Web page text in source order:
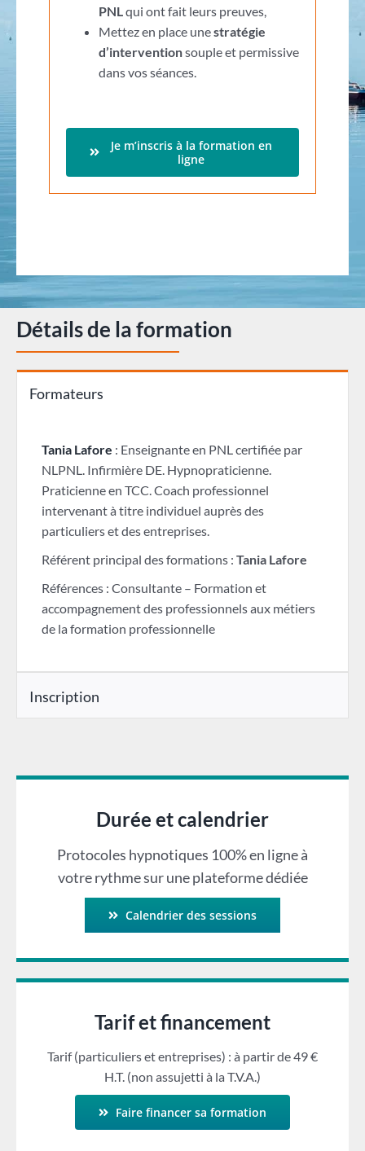
PNLqui ont fait leurs preuves,
Mettez en place unestratégie
d’interventionsouple et permissive
dans vos séances.
Je m’inscris à la formation en
ligne
Détails de la formation
Formateurs
Tania Lafore : Enseignante en PNL certifiée par
NLPNL. Infirmière DE. Hypnopraticienne.
Praticienne en TCC. Coach professionnel
intervenant à titre individuel auprès des
particuliers et des entreprises.
Référent principal des formations : Tania Lafore
Références : Consultante – Formation et
accompagnement des professionnels aux métiers
de la formation professionnelle
Inscription
Durée et calendrier
Protocoles hypnotiques 100% en ligne à
votre rythme sur une plateforme dédiée
Calendrier des sessions
Tarif et financement
Tarif (particuliers et entreprises) : à partir de 49 €
H.T. (non assujetti à la T.V.A.)
Faire financer sa formation